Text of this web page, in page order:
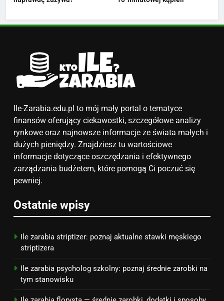
średnie zarobki na tym
Akcje charytatywne w szkole:
pomysły i przykłady, które
ZAROBKI
7
Jak przygotować się finansowo
na narodziny dziecka: ile to
kosztuje i jak zaplanować
PORADY
Netflix tagger — czym jest,
PRACA
Ile-Zarabia.edu.pl to mój mały portal o tematyce
finansów oferujący ciekawostki, szczegółowe analizy
rynkowe oraz najnowsze informacje ze świata małych i
dużych pieniędzy. Znajdziesz tu wartościowe
informacje dotyczące oszczędzania i efektywnego
zarządzania budżetem, które pomogą Ci poczuć się
pewniej.
Ostatnie wpisy
Ile zarabia striptizer: poznaj aktualne stawki męskiego
striptizera
Ile zarabia psycholog szkolny: poznaj średnie zarobki na
tym stanowisku